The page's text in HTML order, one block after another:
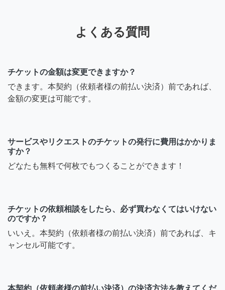
よくある質問
チケットの金額は変更できますか？
できます。本契約（依頼者様の前払い決済）前であれば、
金額の変更は可能です。
サービスやリクエストのチケットの発行に費用はかかりま
すか？
どなたも無料で何枚でもつくることができます！
チケットの依頼相談をしたら、必ず買わなくてはいけない
のですか？
いいえ。本契約（依頼者様の前払い決済）前であれば、キ
ャンセル可能です。
本契約（依頼者様の前払い決済）の決済方法を教えてくだ